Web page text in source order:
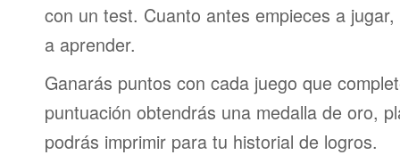
con un test. Cuanto antes empieces a
a aprender.
Ganarás puntos con cada juego que
puntuación obtendrás una medalla de oro,
podrás imprimir para tu historial de logros.